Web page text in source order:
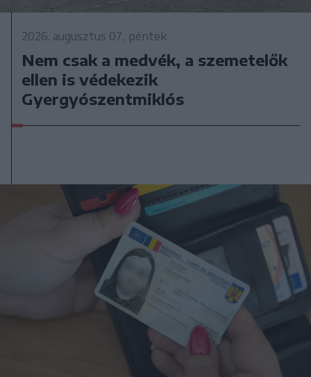
2026. augusztus 07., péntek
Nem csak a medvék, a szemetelők
ellen is védekezik
Gyergyószentmiklós